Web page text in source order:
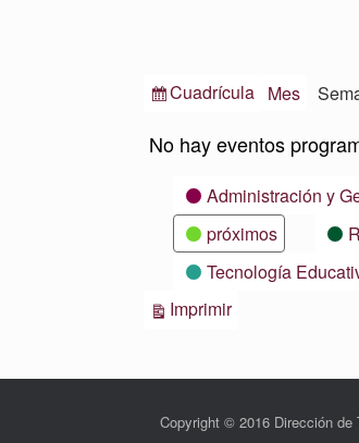
Ver
Cuadrícula Mes
No hay eventos
CategoríasAdministración y
próximos
Tecnología
ImprimirVistas
Copyright © 2016 Dirección